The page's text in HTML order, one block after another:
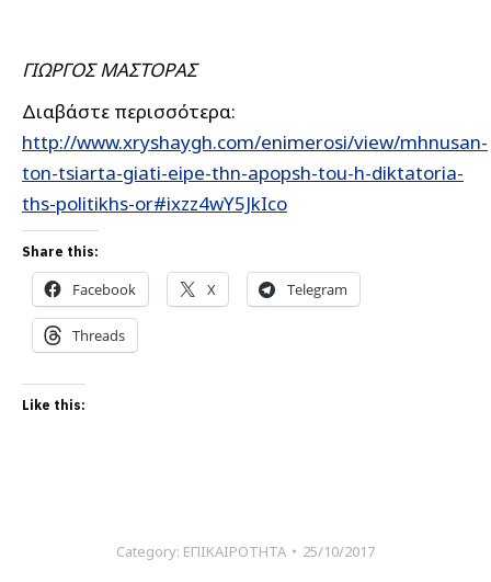
ΓΙΩΡΓΟΣ ΜΑΣΤΟΡΑΣ
Διαβάστε περισσότερα:
http://www.xryshaygh.com/enimerosi/view/mhnusan-
ton-tsiarta-giati-eipe-thn-apopsh-tou-h-diktatoria-
ths-politikhs-or#ixzz4wY5JkIco
Share this:
Facebook X Telegram
Threads
Like this:
Category: ΕΠΙΚΑΙΡΟΤΗΤΑ 25/10/2017